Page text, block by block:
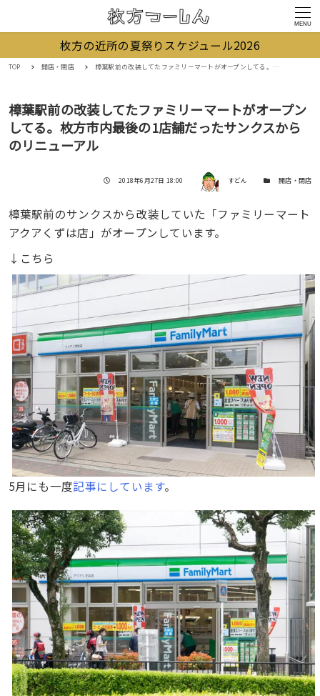
MENU
枚方の近所の夏祭りスケジュール2026
TOP 開店・閉店 樟葉駅前の改装してたファミリーマートがオープンしてる。枚方市内最後の1店舗だったサンクスからのリニューアル
樟葉駅前の改装してたファミリーマートがオープン
してる。枚方市内最後の1店舗だったサンクスから
のリニューアル
投稿日
2018年6月27日 18:00 著者 すどん カテゴリー開店・閉店
樟葉駅前のサンクスから改装していた「ファミリーマート
アクアくずは店」がオープンしています。
↓こちら
5月にも一度記事にしています。